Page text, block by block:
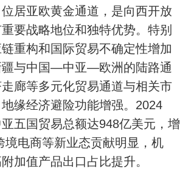
居亚欧黄金通道，是向西开放
要战略地位和独特优势。特别
重构和国际贸易不确定性增加
疆与中国—中亚—欧洲的陆路通
廊等多元化贸易通道与相关市
缘经济避险功能增强。2024
五国贸易总额达‌948亿美元，增
境电商等新业态贡献明显，机
加值产品出口占比提升。